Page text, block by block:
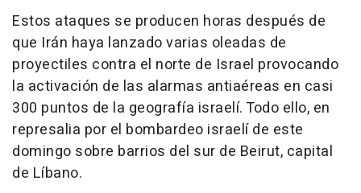
Estos ataques se producen horas después de
que Irán haya lanzado varias oleadas de
proyectiles contra el norte de Israel provocando
la activación de las alarmas antiaéreas en casi
300 puntos de la geografía israelí. Todo ello, en
represalia por el bombardeo israelí de este
domingo sobre barrios del sur de Beirut, capital
de Líbano.